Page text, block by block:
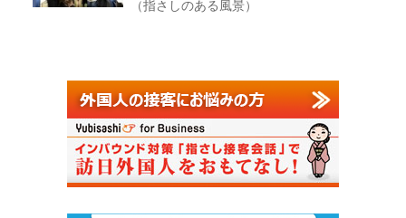
（指さしのある風景）